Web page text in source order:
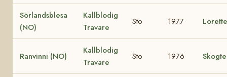
Sörlandsblesa
(NO)
Kallblodig
Travare
Sto 1977
Ranvinni (NO)
Kallblodig
Travare
Sto 1976